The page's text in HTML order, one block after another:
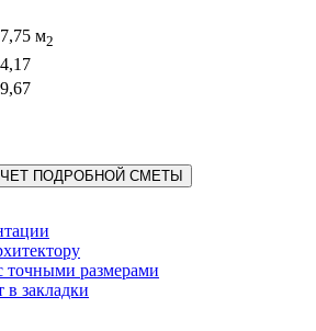
м2
ПОДРОБНОЙ СМЕТЫ
точными размерами
в закладки